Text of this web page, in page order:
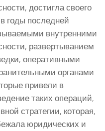
достигла своего
годы последней
внутренними
развертыванием
оперативными
органами
привели в
таких операций,
стратегии, которая,
юридических и